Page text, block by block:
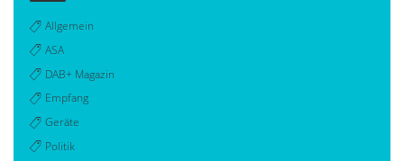
Allgemein
ASA
DAB+ Magazin
Empfang
Geräte
Politik